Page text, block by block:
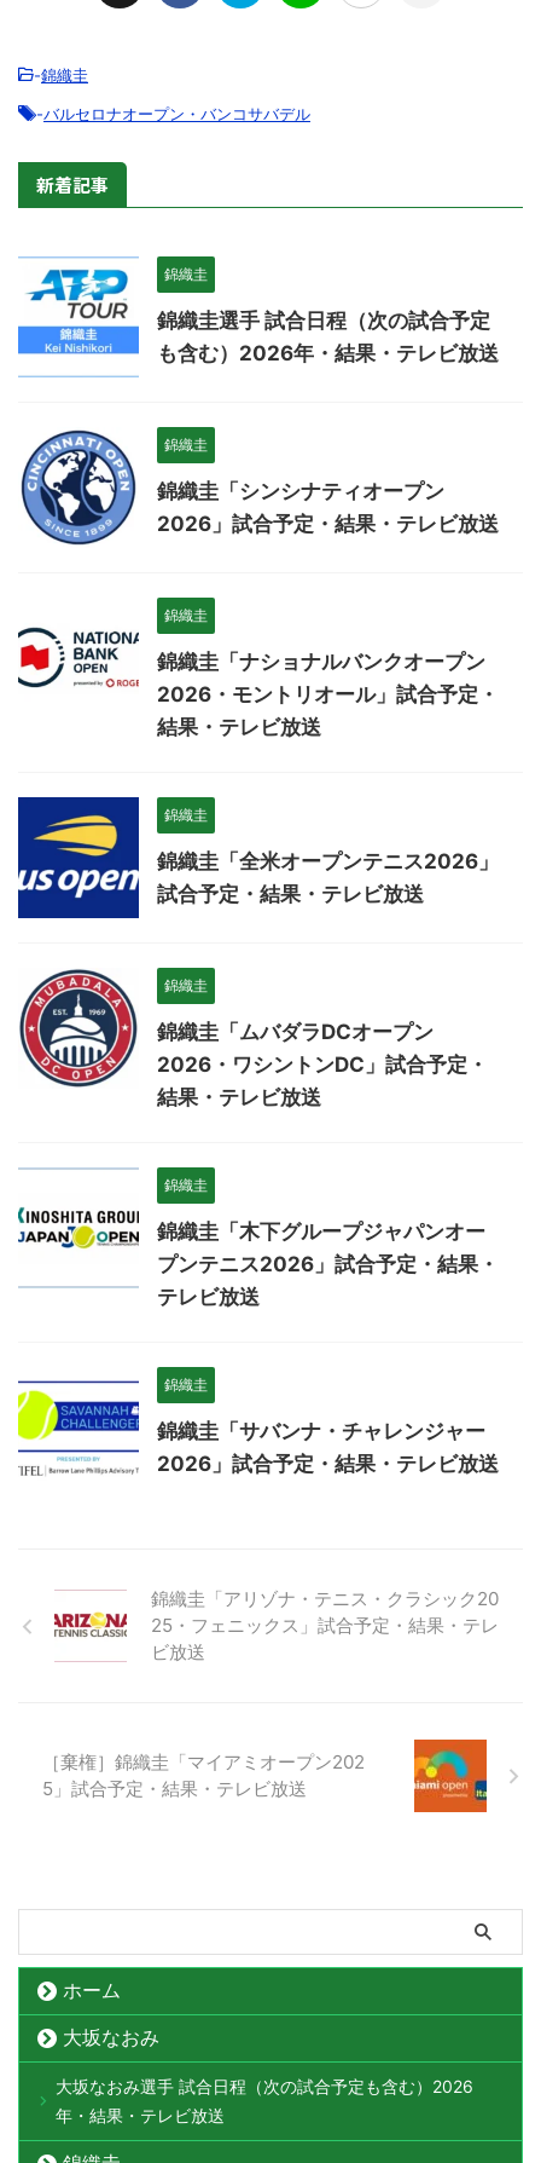
-錦織圭
-バルセロナオープン・バンコサバデル
新着記事
錦織圭
錦織圭選手 試合日程（次の試合予定
も含む）2026年・結果・テレビ放送
錦織圭
錦織圭「シンシナティオープン
2026」試合予定・結果・テレビ放送
錦織圭
錦織圭「ナショナルバンクオープン
2026・モントリオール」試合予定・
結果・テレビ放送
錦織圭
錦織圭「全米オープンテニス2026」
試合予定・結果・テレビ放送
錦織圭
錦織圭「ムバダラDCオープン
2026・ワシントンDC」試合予定・
結果・テレビ放送
錦織圭
錦織圭「木下グループジャパンオー
プンテニス2026」試合予定・結果・
テレビ放送
錦織圭
錦織圭「サバンナ・チャレンジャー
2026」試合予定・結果・テレビ放送
錦織圭「アリゾナ・テニス・クラシック20
25・フェニックス」試合予定・結果・テレ
ビ放送
［棄権］錦織圭「マイアミオープン202
5」試合予定・結果・テレビ放送
ホーム
大坂なおみ
大坂なおみ選手 試合日程（次の試合予定も含む）2026
年・結果・テレビ放送